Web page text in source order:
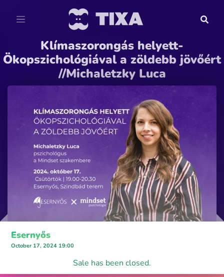
Klímaszorongás helyett-
Ökopszichológiával a zöldebb jövőért
//Michaletzky Luca
Esernyős
October 17, 2024 19:00
Sale has been closed.